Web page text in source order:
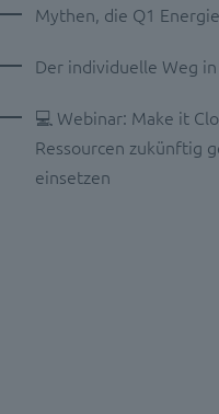
Mythen, die Q1
Der individuelle Weg
💻 Webinar: Make it
Ressourcen zukünftig
einsetzen